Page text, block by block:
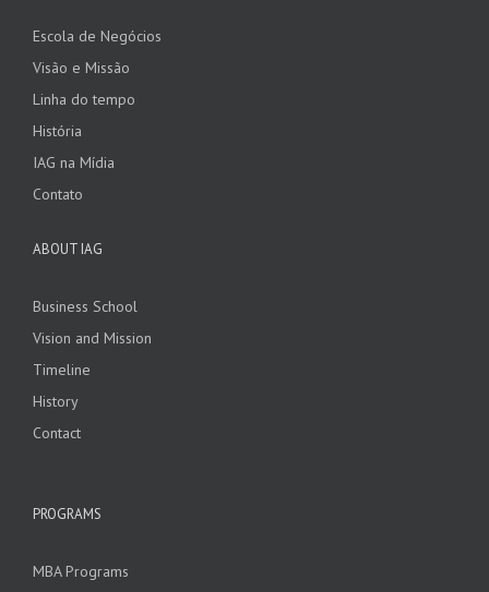
Escola de Negócios
Visão e Missão
Linha do tempo
História
IAG na Mídia
Contato
ABOUT IAG
Business School
Vision and Mission
Timeline
History
Contact
PROGRAMS
MBA Programs